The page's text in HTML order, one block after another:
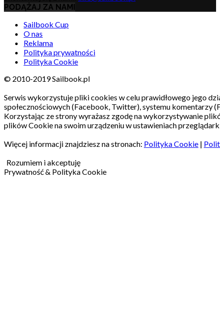
PODĄŻAJ ZA NAMI
Sailbook Cup
O nas
Reklama
Polityka prywatności
Polityka Cookie
© 2010-2019 Sailbook.pl
Serwis wykorzystuje pliki cookies w celu prawidłowego jego
społecznościowych (Facebook, Twitter), systemu komentarzy
Korzystając ze strony wyrażasz zgodę na wykorzystywanie
plików Cookie na swoim urządzeniu w ustawieniach
Więcej informacji znajdziesz na stronach: Polityka Cookie |
Rozumiem i akceptuję
Prywatność & Polityka Cookie